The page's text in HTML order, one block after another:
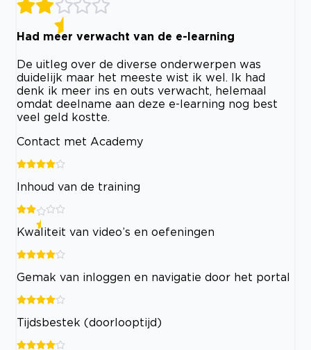
Had meer verwacht van de e-learning
De uitleg over de diverse onderwerpen was
duidelijk maar het meeste wist ik wel. Ik had
denk ik meer ins en outs verwacht, helemaal
omdat deelname aan deze e-learning nog best
veel geld kostte.
Contact met Academy
Inhoud van de training
Kwaliteit van video’s en oefeningen
Gemak van inloggen en navigatie door het portal
Tijdsbestek (doorlooptijd)